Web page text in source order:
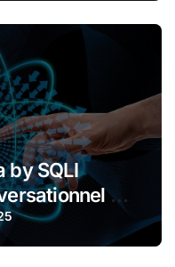
by SQLI
de